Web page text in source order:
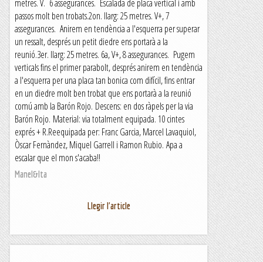
metres. V. 6 assegurances. Escalada de placa vertical i amb
passos molt ben trobats.2on. llarg: 25 metres. V+, 7
assegurances. Anirem en tendència a l'esquerra per superar
un ressalt, després un petit diedre ens portarà a la
reunió.3er. llarg: 25 metres. 6a, V+, 8 assegurances. Pugem
verticals fins el primer parabolt, després anirem en tendència
a l'esquerra per una placa tan bonica com difícil, fins entrar
en un diedre molt ben trobat que ens portarà a la reunió
comú amb la Barón Rojo. Descens: en dos ràpels per la via
Barón Rojo. Material: via totalment equipada. 10 cintes
exprés + R.Reequipada per: Franc Garcia, Marcel Lavaquiol,
Òscar Fernàndez, Miquel Garrell i Ramon Rubio. Apa a
escalar que el mon s'acaba!!
Manel&Ita
Llegir l'article